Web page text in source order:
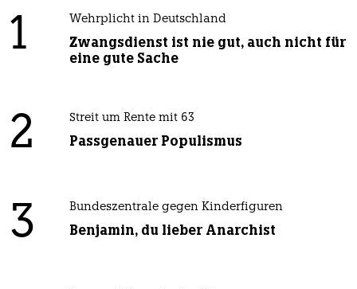
1 Wehrplicht in Deutschland
Zwangsdienst ist nie gut, auch nicht für
eine gute Sache
2 Streit um Rente mit 63
Passgenauer Populismus
3 Bundeszentrale gegen Kinderfiguren
Benjamin, du lieber Anarchist